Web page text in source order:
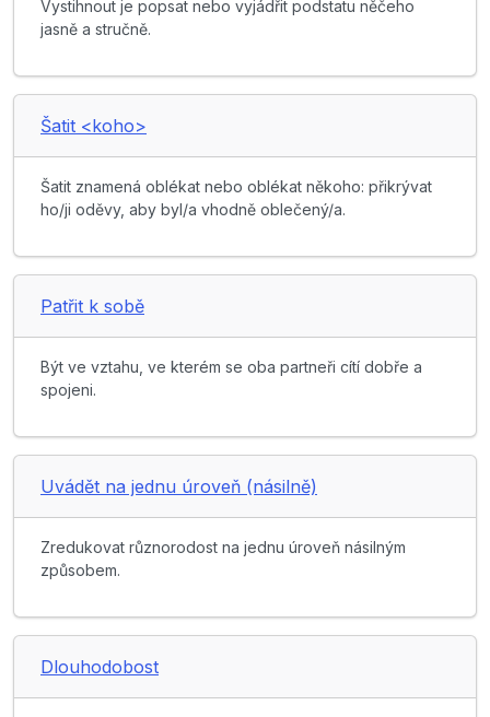
Vystihnout je popsat nebo vyjádřit podstatu něčeho
jasně a stručně.
Šatit <koho>
Šatit znamená oblékat nebo oblékat někoho: přikrývat
ho/ji oděvy, aby byl/a vhodně oblečený/a.
Patřit k sobě
Být ve vztahu, ve kterém se oba partneři cítí dobře a
spojeni.
Uvádět na jednu úroveň (násilně)
Zredukovat různorodost na jednu úroveň násilným
způsobem.
Dlouhodobost